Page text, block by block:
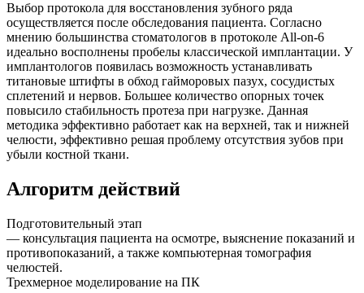
Выбор протокола для восстановления зубного ряда
осуществляется после обследования пациента. Согласно
мнению большинства стоматологов в протоколе All-on-6
идеально восполнены пробелы классической имплантации. У
имплантологов появилась возможность устанавливать
титановые штифты в обход гайморовых пазух, сосудистых
сплетений и нервов. Большее количество опорных точек
повысило стабильность протеза при нагрузке. Данная
методика эффективно работает как на верхней, так и нижней
челюсти, эффективно решая проблему отсутствия зубов при
убыли костной ткани.
Алгоритм действий
Подготовительный этап
— консультация пациента на осмотре, выяснение показаний и
противопоказаний, а также компьютерная томография
челюстей.
Трехмерное моделирование на ПК